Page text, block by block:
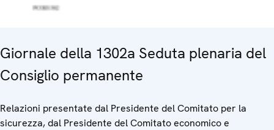
Giornale della 1302a Seduta plenaria del
Consiglio permanente
Relazioni presentate dal Presidente del Comitato per la
sicurezza, dal Presidente del Comitato economico e